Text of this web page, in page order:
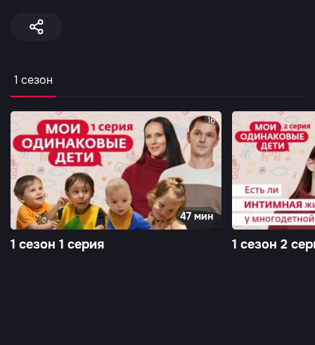
1 сезон
16+
47 мин
1 сезон 1 серия 1 сезон 2